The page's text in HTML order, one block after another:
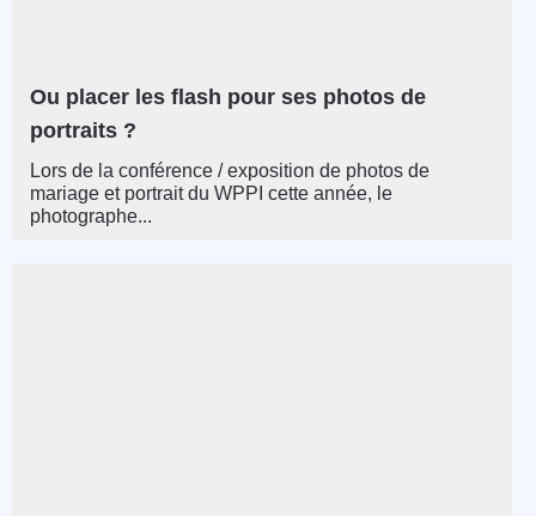
Ou placer les flash pour ses photos de
portraits ?
Lors de la conférence / exposition de photos de
mariage et portrait du WPPI cette année, le
photographe...